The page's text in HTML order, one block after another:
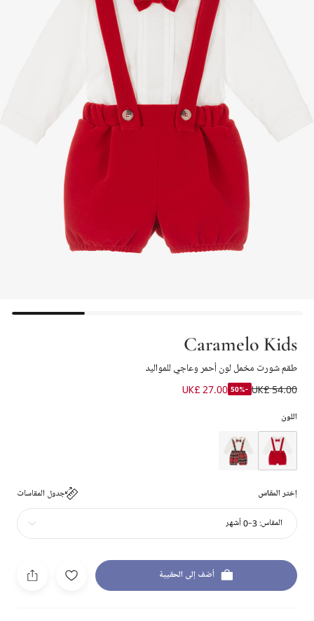
Caramelo Kids
طقم شورت مخمل لون أحمر وعاجي للمواليد
UK£ 54.00
-50%
UK£ 27.00
اللون
إختر المقاس جدول المقاسات
المقاس:3-0 أشهر
أضف إلى الحقيبة